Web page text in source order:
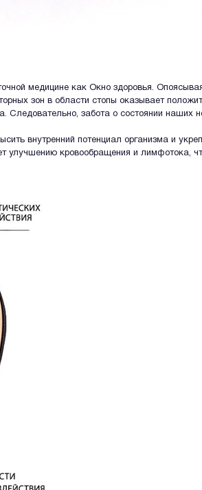
медицине как Окно здоровья.
зон в области стопы оказывает
забота о состоянии наших
внутренний потенциал организма и
улучшению кровообращения и лимфотока,